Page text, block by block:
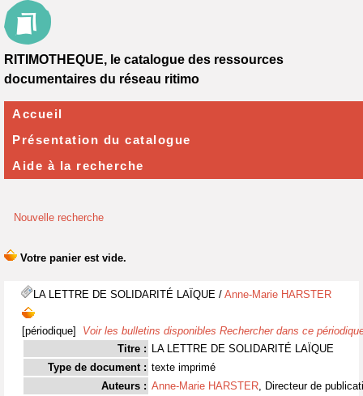
Nouvelle recherche
LA LETTRE DE SOLIDARITÉ LAÏQUE / Anne-Marie HARSTER
[périodique] Voir les bulletins disponibles Rechercher dans ce
Titre : LA LETTRE DE SOLIDARITÉ LAÏQUE
Type de document : texte imprimé
Auteurs : Anne-Marie HARSTER, Directeur de
RITIMOTHEQUE, le catalogue des ressources
documentaires du réseau ritimo
Accueil
Présentation du catalogue
Aide à la recherche